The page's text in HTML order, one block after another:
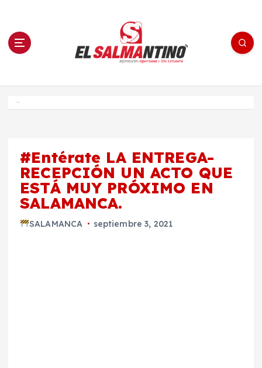
n El Salmantino - medios/noticias/editorial
#Entérate LA ENTREGA-
RECEPCIÓN UN ACTO QUE
ESTÁ MUY PRÓXIMO EN
SALAMANCA.
SALAMANCA septiembre 3, 2021